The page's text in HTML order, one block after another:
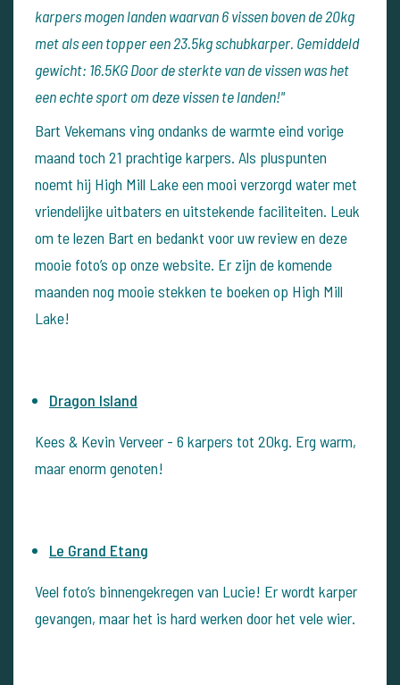
karpers mogen landen waarvan 6 vissen boven de 20kg
met als een topper een 23.5kg schubkarper. Gemiddeld
gewicht: 16.5KG Door de sterkte van de vissen was het
een echte sport om deze vissen te landen!"
Bart Vekemans ving ondanks de warmte eind vorige
maand toch 21 prachtige karpers. Als pluspunten
noemt hij High Mill Lake een mooi verzorgd water met
vriendelijke uitbaters en uitstekende faciliteiten. Leuk
om te lezen Bart en bedankt voor uw review en deze
mooie foto’s op onze website. Er zijn de komende
maanden nog mooie stekken te boeken op High Mill
Lake!
Dragon Island
Kees & Kevin Verveer - 6 karpers tot 20kg. Erg warm,
maar enorm genoten!
Le Grand Etang
Veel foto’s binnengekregen van Lucie! Er wordt karper
gevangen, maar het is hard werken door het vele wier.